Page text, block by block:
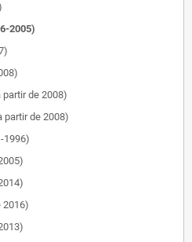
2005)
partir de 2008)
partir de 2008)
1996)
2016)